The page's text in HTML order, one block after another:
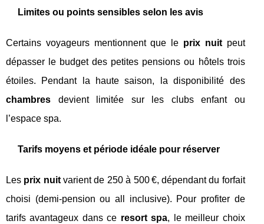
Limites ou points sensibles selon les avis
Certains voyageurs mentionnent que le prix nuitpeut
dépasser le budget des petites pensions ou hôtels trois
étoiles. Pendant la haute saison, la disponibilité des
chambres devient limitée sur les clubs enfant ou
l’espace spa.
Tarifs moyens et période idéale pour réserver
Les prix nuitvarient de 250 à 500 €, dépendant du forfait
choisi (demi-pension ou all inclusive). Pour profiter de
tarifs avantageux dans ce resort spa, le meilleur choix